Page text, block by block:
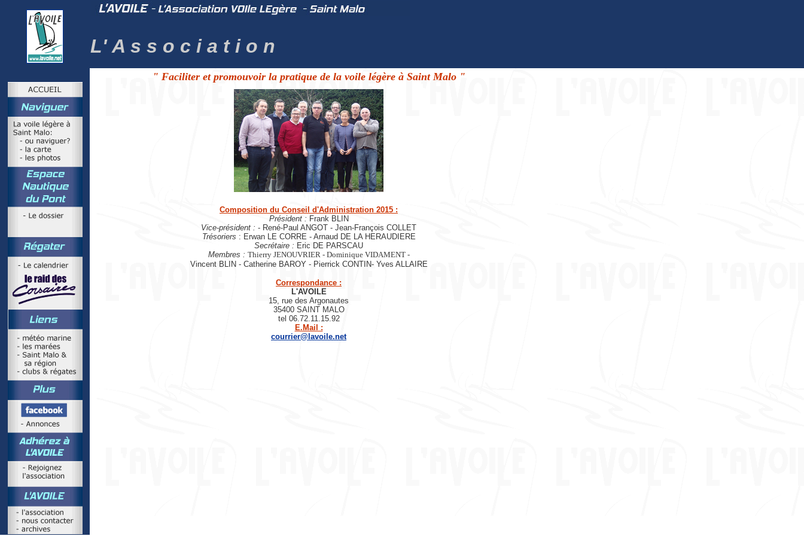
L' A s s o c i a t i o n
" Faciliter et promouvoir la pratique de la voile légère à Saint Malo "
Composition du Conseil d'Administration 2015 :
Président : Frank BLIN
Vice-président : - René-Paul ANGOT - Jean-François COLLET
Trésoriers : Erwan LE CORRE - Arnaud DE LA HERAUDIERE
Secrétaire : Eric DE PARSCAU
Membres : Thierry JENOUVRIER - Dominique VIDAMENT -
Vincent BLIN - Catherine BAROY - Pierrick CONTIN- Yves ALLAIRE
Correspondance :
L'AVOILE
15, rue des Argonautes
35400 SAINT MALO
tel 06.72.11.15.92
E.Mail :
courrier@lavoile.net